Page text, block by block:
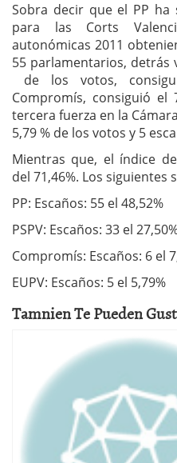
Sobra decir que el PP
para las Corts
autonómicas 2011
55 parlamentarios, detrás
de los votos,
Compromís, consiguió el
tercera fuerza en la
5,79 % de los votos y 5
Mientras que, el índice
del 71,46%. Los siguientes
PP: Escaños: 55 el 48,52%
PSPV: Escaños: 33 el
Compromís: Escaños: 6 el
EUPV: Escaños: 5 el 5,79%
Tamnien Te Pueden